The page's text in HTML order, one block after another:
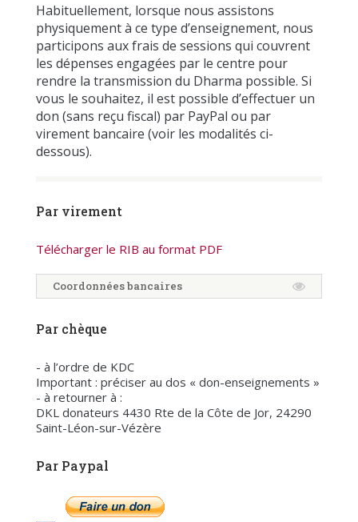
Habituellement, lorsque nous assistons
physiquement à ce type d’enseignement, nous
participons aux frais de sessions qui couvrent
les dépenses engagées par le centre pour
rendre la transmission du Dharma possible. Si
vous le souhaitez, il est possible d’effectuer un
don (sans reçu fiscal) par PayPal ou par
virement bancaire (voir les modalités ci-
dessous).
Par virement
Télécharger le RIB au format PDF
Coordonnées bancaires
Par chèque
- à l’ordre de KDC
Important : préciser au dos « don-enseignements »
- à retourner à :
DKL donateurs 4430 Rte de la Côte de Jor, 24290
Saint-Léon-sur-Vézère
Par Paypal